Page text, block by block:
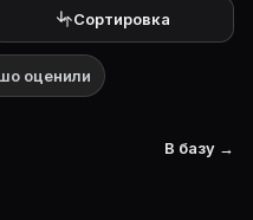
Сортировка
оценили
В базу →